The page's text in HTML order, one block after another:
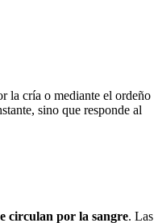
la cría o mediante el ordeño
sino que responde al
circulan por la sangre. Las